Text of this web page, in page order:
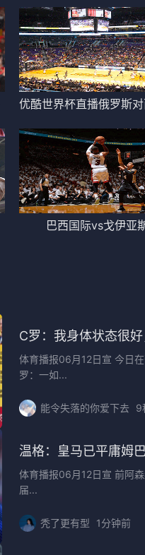
巴西国际vs戈伊亚
C罗：我身体状态很
体育播报06月12日宣 今日
罗：一如...
能令失落的你爱下去 9
温格：皇马已平庸姆
体育播报06月12日宣 前阿
届...
秃了更有型 1分钟前